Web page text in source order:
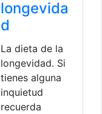
longevida
d
La dieta de la
longevidad. Si
tienes alguna
inquietud
recuerda